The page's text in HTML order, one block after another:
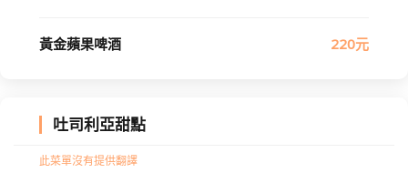
黃金蘋果啤酒 220元
吐司利亞甜點
此菜單沒有提供翻譯